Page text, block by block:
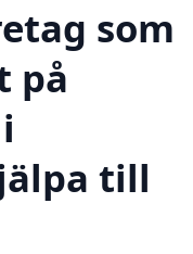
som
på
till